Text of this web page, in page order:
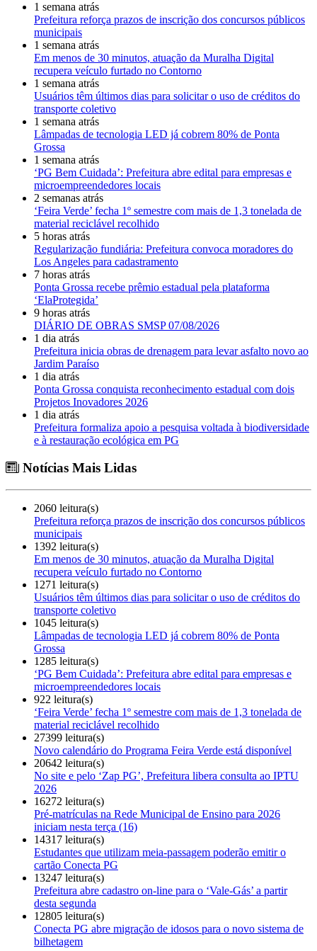
1 semana atrás
Prefeitura reforça prazos de inscrição dos concursos públicos
municipais
1 semana atrás
Em menos de 30 minutos, atuação da Muralha Digital
recupera veículo furtado no Contorno
1 semana atrás
Usuários têm últimos dias para solicitar o uso de créditos do
transporte coletivo
1 semana atrás
Lâmpadas de tecnologia LED já cobrem 80% de Ponta
Grossa
1 semana atrás
‘PG Bem Cuidada’: Prefeitura abre edital para empresas e
microempreendedores locais
2 semanas atrás
‘Feira Verde’ fecha 1º semestre com mais de 1,3 tonelada de
material reciclável recolhido
5 horas atrás
Regularização fundiária: Prefeitura convoca moradores do
Los Angeles para cadastramento
7 horas atrás
Ponta Grossa recebe prêmio estadual pela plataforma
‘ElaProtegida’
9 horas atrás
DIÁRIO DE OBRAS SMSP 07/08/2026
1 dia atrás
Prefeitura inicia obras de drenagem para levar asfalto novo ao
Jardim Paraíso
1 dia atrás
Ponta Grossa conquista reconhecimento estadual com dois
Projetos Inovadores 2026
1 dia atrás
Prefeitura formaliza apoio a pesquisa voltada à biodiversidade
e à restauração ecológica em PG
Notícias Mais Lidas
2060 leitura(s)
Prefeitura reforça prazos de inscrição dos concursos públicos
municipais
1392 leitura(s)
Em menos de 30 minutos, atuação da Muralha Digital
recupera veículo furtado no Contorno
1271 leitura(s)
Usuários têm últimos dias para solicitar o uso de créditos do
transporte coletivo
1045 leitura(s)
Lâmpadas de tecnologia LED já cobrem 80% de Ponta
Grossa
1285 leitura(s)
‘PG Bem Cuidada’: Prefeitura abre edital para empresas e
microempreendedores locais
922 leitura(s)
‘Feira Verde’ fecha 1º semestre com mais de 1,3 tonelada de
material reciclável recolhido
27399 leitura(s)
Novo calendário do Programa Feira Verde está disponível
20642 leitura(s)
No site e pelo ‘Zap PG’, Prefeitura libera consulta ao IPTU
2026
16272 leitura(s)
Pré-matrículas na Rede Municipal de Ensino para 2026
iniciam nesta terça (16)
14317 leitura(s)
Estudantes que utilizam meia-passagem poderão emitir o
cartão Conecta PG
13247 leitura(s)
Prefeitura abre cadastro on-line para o ‘Vale-Gás’ a partir
desta segunda
12805 leitura(s)
Conecta PG abre migração de idosos para o novo sistema de
bilhetagem